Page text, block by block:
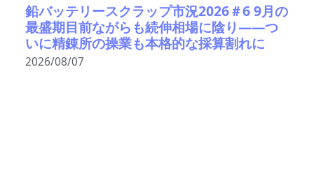
鉛バッテリースクラップ市況2026＃6 9月の
最盛期目前ながらも続伸相場に陰り――つ
いに精錬所の操業も本格的な採算割れに
2026/08/07